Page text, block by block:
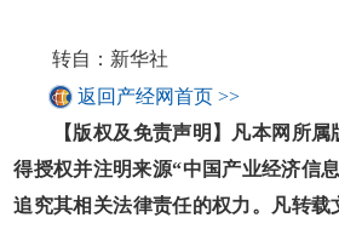
转自：新华社
返回产经网首页 >>
【版权及免责声明】凡本网所属
得授权并注明来源“中国产业经济信
追究其相关法律责任的权力。凡转载